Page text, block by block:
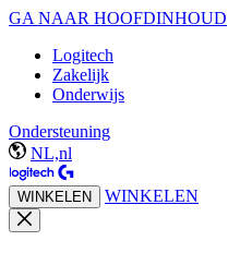
GA NAAR HOOFDINHOUD
Logitech
Zakelijk
Onderwijs
Ondersteuning
NL,nl
WINKELEN WINKELEN